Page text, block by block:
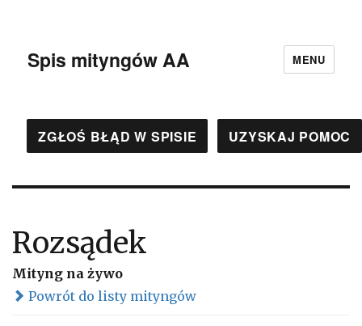
Spis mityngów AA MENU
ZGŁOŚ BŁĄD W SPISIE UZYSKAJ POMOC
Rozsądek
Mityng na żywo
Powrót do listy mityngów